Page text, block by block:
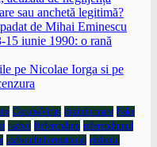
sau anchetă legitimă?
de Mihai Eminescu
15 iunie 1990: o rană
pe Nicolae Iorga si pe
CoronaVirus dezinformare Fake
razboi Referendum referendumul
războiulinformaţional războiul